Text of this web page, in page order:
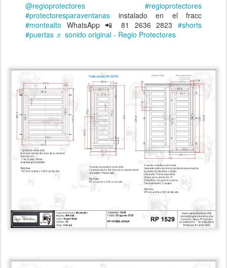
@regioprotectores
#regioprotectores
#protectoresparaventanas instalado en el fracc
#montealto WhatsApp 📲 81 2636 2823 #shorts
#puertas ♬ sonido original - Regio Protectores